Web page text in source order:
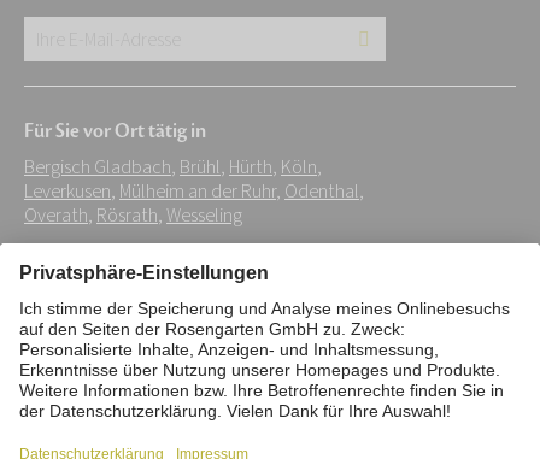
E-
Adresse:
*
Für Sie vor Ort tätig in
Bergisch Gladbach, Brühl, Hürth, Köln,
Leverkusen, Mülheim an der Ruhr, Odenthal,
Overath, Rösrath,Wesseling
Impressum Datenschutz
Stiftung
Interne Meldestelle
Zahlungsmittel
Barrierefreiheitserklärung
Vertrag widerrufen